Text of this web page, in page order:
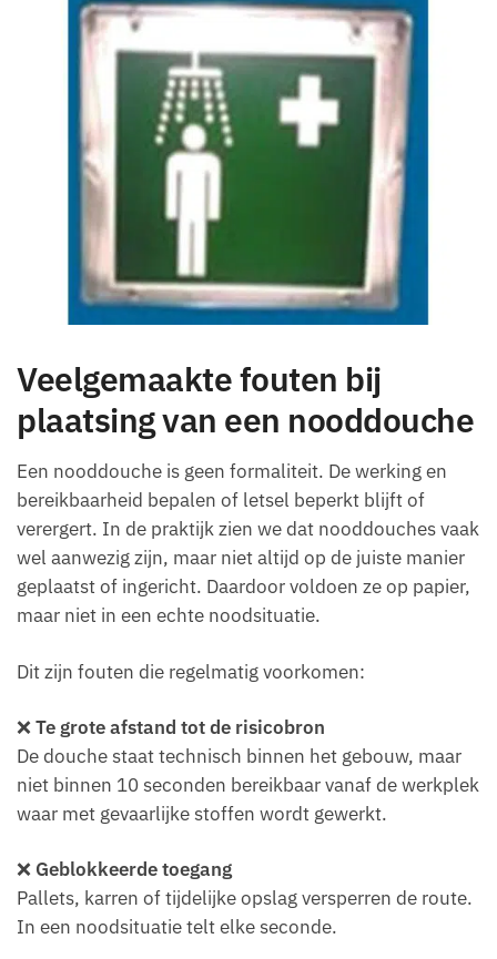
Veelgemaakte fouten bij
plaatsing van een nooddouche
Een nooddouche is geen formaliteit. De werking en
bereikbaarheid bepalen of letsel beperkt blijft of
verergert. In de praktijk zien we dat nooddouches vaak
wel aanwezig zijn, maar niet altijd op de juiste manier
geplaatst of ingericht. Daardoor voldoen ze op papier,
maar niet in een echte noodsituatie.
Dit zijn fouten die regelmatig voorkomen:
❌Te grote afstand tot de risicobron
De douche staat technisch binnen het gebouw, maar
niet binnen 10 seconden bereikbaar vanaf de werkplek
waar met gevaarlijke stoffen wordt gewerkt.
❌ Geblokkeerde toegang
Pallets, karren of tijdelijke opslag versperren de route.
In een noodsituatie telt elke seconde.